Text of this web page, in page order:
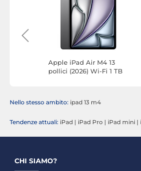
Apple iPad Air M4 13
pollici (2026) Wi-Fi 1 TB
Nello stesso ambito: ipad 13 m4
Tendenze attuali: iPad | iPad Pro | iPad mini |
CHI SIAMO?